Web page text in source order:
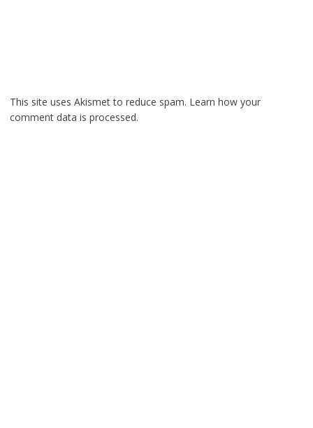
This site uses Akismet to reduce spam. Learn how your
comment data is processed.